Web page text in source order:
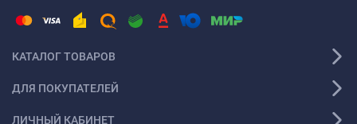
КАТАЛОГ ТОВАРОВ
ДЛЯ ПОКУПАТЕЛЕЙ
ЛИЧНЫЙ КАБИНЕТ